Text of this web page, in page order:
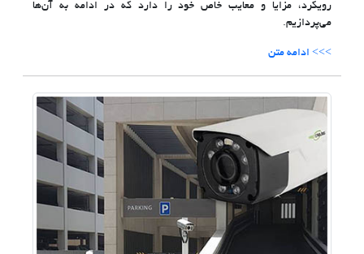
رویکرد، مزایا و معایب خاص خود را دارد که در ادامه به آن‌ها
می‌پردازیم.
>>> ادامه متن